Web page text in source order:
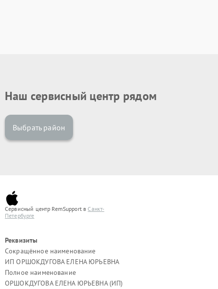
Наш сервисный центр рядом
Выбрать район
Сервисный центр RemSupport вСанкт-
Петербурге
Реквизиты
Сокращённое наименование
ИП ОРШОКДУГОВА ЕЛЕНА ЮРЬЕВНА
Полное наименование
ОРШОКДУГОВА ЕЛЕНА ЮРЬЕВНА (ИП)